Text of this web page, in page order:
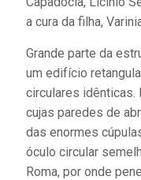
a cura da filha,
Grande parte da
um edifício
circulares
cujas paredes de
das enormes
óculo circular
Roma, por onde